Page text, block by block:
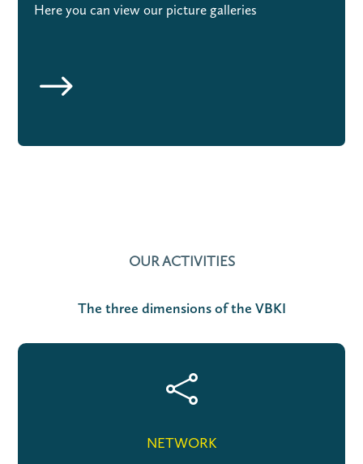
Here you can view our picture galleries
$
OUR ACTIVITIES
The three dimensions of the VBKI

NETWORK